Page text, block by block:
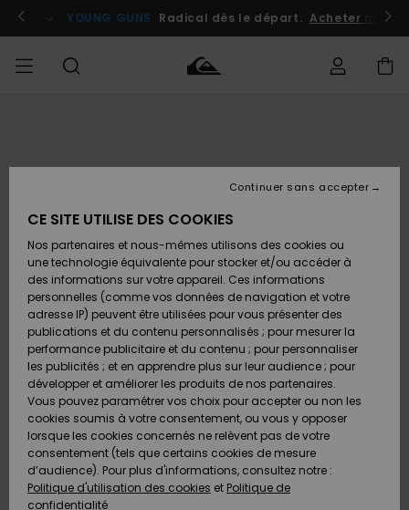
l'information
le
Se connecter / s'inscrire
YOUNG GUNS Radical dès le départ. Acheter
Chaussures
& Tongs
Surf
Snow
Nouveautés
Chaussures
& Tongs
Surf
Snow
Nouveautés
FEMME
A
Découvrir
Snow
SURF
Surf
Shop
Enfant
Highlights
Communauté
SNOW
Snow
Shop
Enfant
Snow
Shop
Femme
A
Découvrir
Communauté
OUTLET
Enfant
Outlet
Femme
AIDE &
CONTACT
Retours
Paiement
Carte
Cadeau
Quiksilver
Freedom
Protection
des
MAGASINS
CE SITE UTILISE DES COOKIES
Nos partenaires et nous-mêmes utilisons des cookies ou
une technologie équivalente pour stocker et/ou accéder à
des informations sur votre appareil. Ces informations
personnelles (comme vos données de navigation et votre
adresse IP) peuvent être utilisées pour vous présenter des
publications et du contenu personnalisés ; pour mesurer la
performance publicitaire et du contenu ; pour personnaliser
les publicités ; et en apprendre plus sur leur audience ; pour
développer et améliorer les produits de nos partenaires.
Vous pouvez paramétrer vos choix pour accepter ou non les
cookies soumis à votre consentement, ou vous y opposer
lorsque les cookies concernés ne relèvent pas de votre
consentement (tels que certains cookies de mesure
d’audience). Pour plus d'informations, consultez notre :
Politique d'utilisation des cookies et Politique de
confidentialité
Continuer sans accepter